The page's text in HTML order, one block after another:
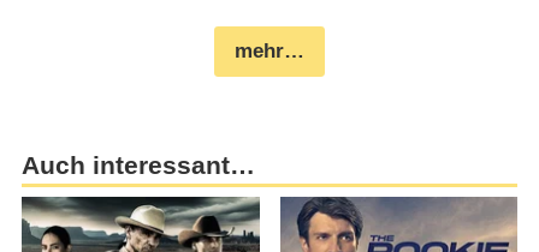
mehr…
Auch interessant…